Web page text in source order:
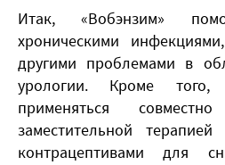
Итак, «Вобэнзим»
хроническими
другими проблемами в
урологии. Кроме того,
применяться
заместительной
контрацептивами для